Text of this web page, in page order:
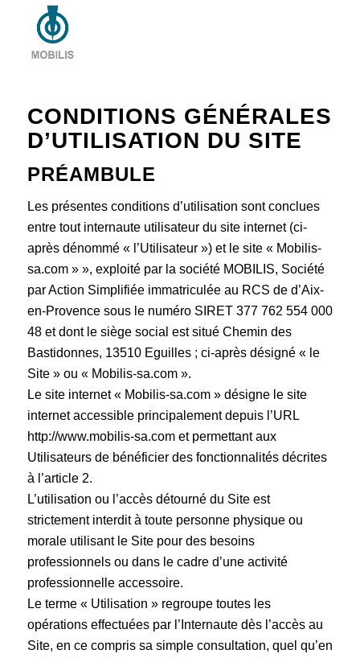
CONDITIONS GÉNÉRALES
D’UTILISATION DU SITE
PRÉAMBULE
Les présentes conditions d’utilisation sont conclues
entre tout internaute utilisateur du site internet (ci-
après dénommé « l’Utilisateur ») et le site « Mobilis-
sa.com » », exploité par la société MOBILIS, Société
par Action Simplifiée immatriculée au RCS de d’Aix-
en-Provence sous le numéro SIRET 377 762 554 000
48 et dont le siège social est situé Chemin des
Bastidonnes, 13510 Eguilles ; ci-après désigné « le
Site » ou « Mobilis-sa.com ».
Le site internet « Mobilis-sa.com » désigne le site
internet accessible principalement depuis l’URL
http://www.mobilis-sa.com et permettant aux
Utilisateurs de bénéficier des fonctionnalités décrites
à l’article 2.
L’utilisation ou l’accès détourné du Site est
strictement interdit à toute personne physique ou
morale utilisant le Site pour des besoins
professionnels ou dans le cadre d’une activité
professionnelle accessoire.
Le terme « Utilisation » regroupe toutes les
opérations effectuées par l’Internaute dès l’accès au
Site, en ce compris sa simple consultation, quel qu’en